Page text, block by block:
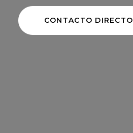
CONTACTO DIRECTO